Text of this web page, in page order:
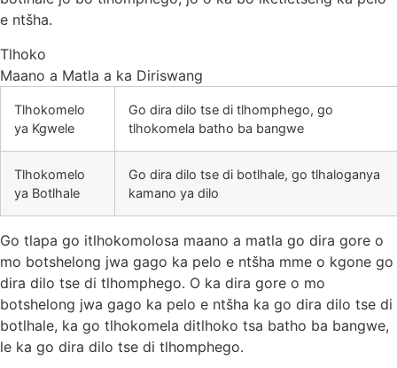
e ntšha.
Tlhoko
Maano a Matla a ka Diriswang
Tlhokomelo
ya Kgwele
Go dira dilo tse di tlhomphego, go
tlhokomela batho ba bangwe
Tlhokomelo
ya Botlhale
Go dira dilo tse di botlhale, go tlhaloganya
kamano ya dilo
Go tlapa go itlhokomolosa maano a matla go dira gore o
mo botshelong jwa gago ka pelo e ntšha mme o kgone go
dira dilo tse di tlhomphego. O ka dira gore o mo
botshelong jwa gago ka pelo e ntšha ka go dira dilo tse di
botlhale, ka go tlhokomela ditlhoko tsa batho ba bangwe,
le ka go dira dilo tse di tlhomphego.